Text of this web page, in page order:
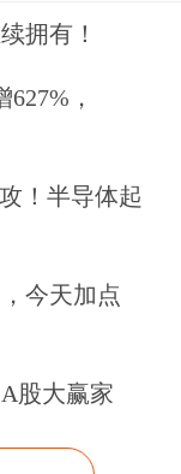
国上市公
新锐榜
拥有！
，
！半导体起
今天加点
股大赢家